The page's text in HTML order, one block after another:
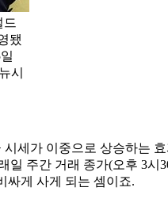
드
됐
시
세가 이중으로 상승하는
주간 거래 종가(오후 3시
싸게 사게 되는 셈이죠.